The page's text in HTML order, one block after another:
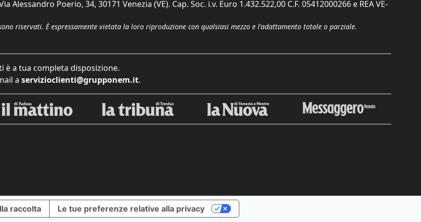
Alessandro Poerio, 34, 30171 Venezia (VE). Cap. Soc. i.v. Euro 1.432.522,00 C.F. 05412000266 e REA VE-
riservati. È espressamente vietata la loro riproduzione con qualsiasi mezzo e l'adattamento totale o parziale.
è a tua completa disposizione.
a servizioclienti@grupponem.it.
raccolta Le tue preferenze relative alla privacy